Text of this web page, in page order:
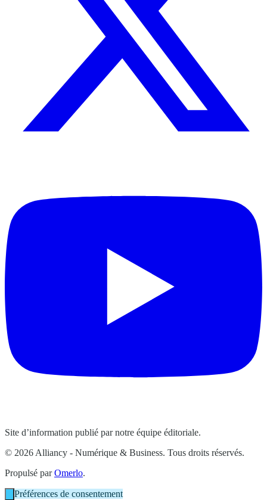
Site d’information publié par notre équipe éditoriale.
© 2026 Alliancy - Numérique & Business. Tous droits réservés.
Propulsé parOmerlo.
Préférences de consentement